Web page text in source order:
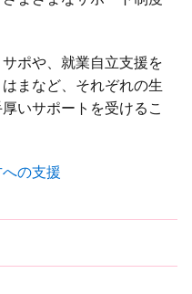
ポや、就業自立支援を
まなど、それぞれの生
いサポートを受けるこ
の支援